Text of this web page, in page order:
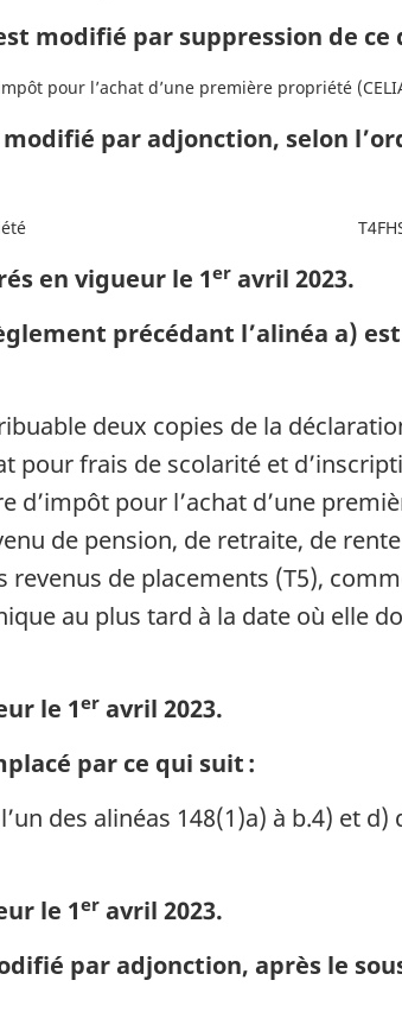
modifié par suppression de ce
pour l’achat d’une première propriété
par adjonction, selon
en vigueur le 1er avril 2023.
précédant l’alinéa a)
deux copies de la
pour frais de scolarité et
pour l’achat d’une
de pension, de retraite, de
de placements (T5),
au plus tard à la date où elle
le 1er avril 2023.
par ce qui suit :
des alinéas 148(1)a) à b.4) et d)
le 1er avril 2023.
par adjonction, après le